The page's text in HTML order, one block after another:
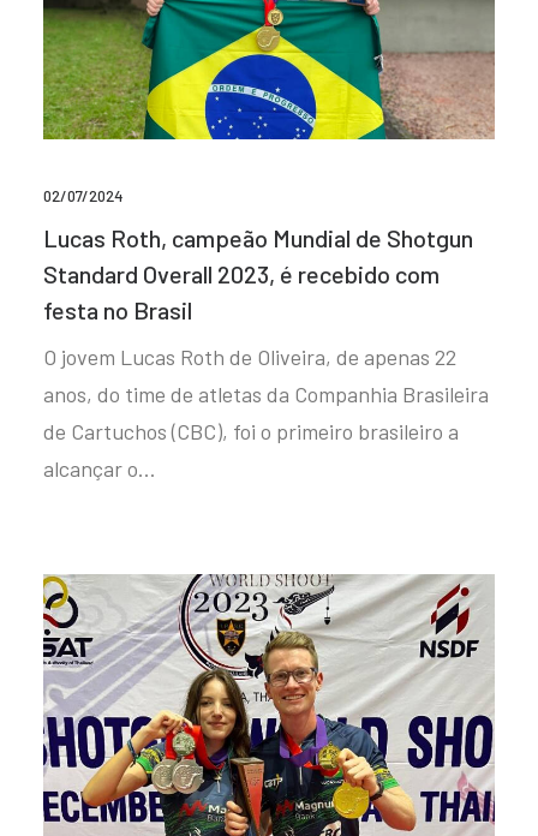
02/07/2024
Lucas Roth, campeão Mundial de Shotgun
Standard Overall 2023, é recebido com
festa no Brasil
O jovem Lucas Roth de Oliveira, de apenas 22
anos, do time de atletas da Companhia Brasileira
de Cartuchos (CBC), foi o primeiro brasileiro a
alcançar o…